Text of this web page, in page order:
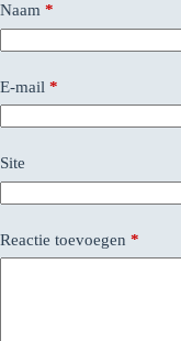
Naam *
E-mail *
Site
Reactie toevoegen *